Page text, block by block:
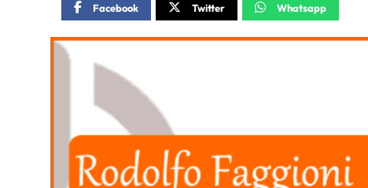
Facebook Twitter Whatsapp